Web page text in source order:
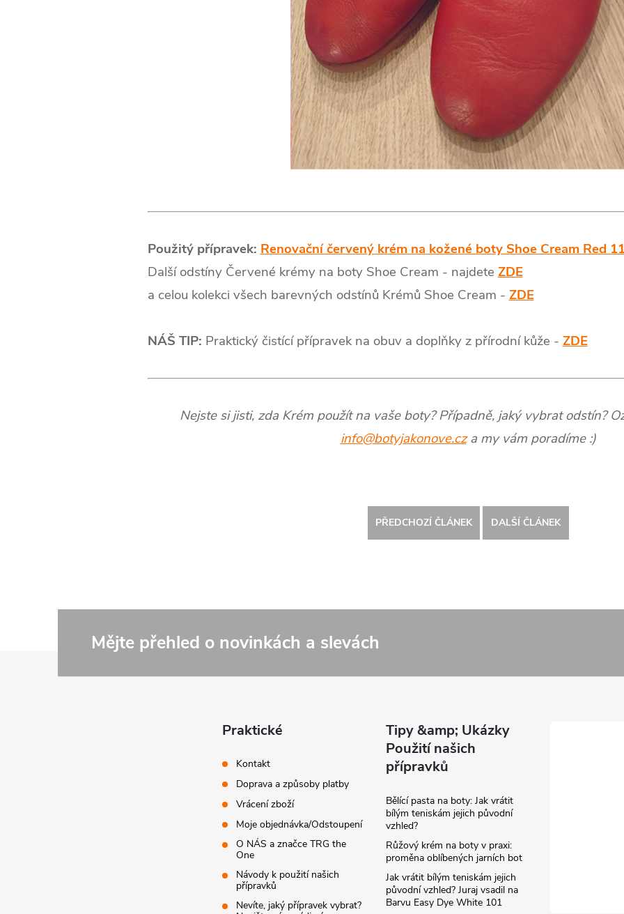
Použitý přípravek: Renovační červený krém na kožené boty Shoe Cream Red
Další odstíny Červené krémy na boty Shoe Cream - najdete ZDE
a celou kolekci všech barevných odstínů Krémů Shoe Cream - ZDE
NÁŠ TIP: Praktický čistící přípravek na obuv a doplňky z přírodní kůže - ZDE
Nejste si jisti, zda Krém použít na vaše boty? Případně, jaký vybrat odstín?
info@botyjakonove.cza my vám poradíme :)
PŘEDCHOZÍ ČLÁNEK DALŠÍ ČLÁNEK
Mějte přehled o novinkách a slevách
Praktické
Kontakt
Doprava a způsoby platby
Vrácení zboží
Moje objednávka/Odstoupení
O NÁS a značce TRG the
One
Návody k použití našich
přípravků
Nevíte, jaký přípravek vybrat?
Tipy &amp; Ukázky
Použití našich
přípravků
Bělící pasta na boty: Jak vrátit
bílým teniskám jejich původní
vzhled?
Růžový krém na boty v praxi:
proměna oblíbených jarních bot
Jak vrátit bílým teniskám jejich
původní vzhled? Juraj vsadil na
Barvu Easy Dye White 101